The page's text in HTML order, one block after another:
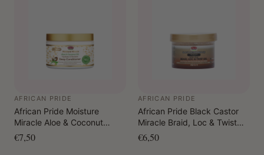
AFRICAN PRIDE
African Pride Moisture
Miracle Aloe & Coconut
Water Hydrate & Restore
Deep Conditioner 340 gr.
€7,50
AFRICAN PRIDE
African Pride Black Castor
Miracle Braid, Loc & Twist
Gel 8oz.
€6,50